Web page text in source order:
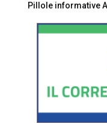
Pillole informative